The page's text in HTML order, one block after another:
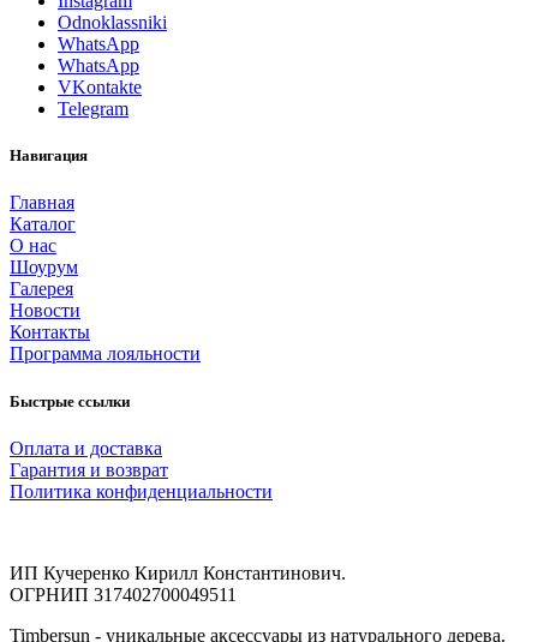
Odnoklassniki
WhatsApp
WhatsApp
VKontakte
Telegram
Навигация
Главная
Каталог
О нас
Шоурум
Галерея
Новости
Контакты
Программа лояльности
Быстрые ссылки
Оплата и доставка
Гарантия и возврат
Политика конфиденциальности
ИП Кучеренко Кирилл Константинович.
ОГРНИП 317402700049511
Timbersun - уникальные аксессуары из натурального дерева.